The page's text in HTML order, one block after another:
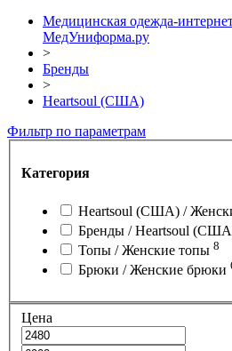
Медицинская одежда-
МедУниформа.ру
>
Бренды
>
Heartsoul (США)
Фильтр по параметрам
Категория
Heartsoul (США) /
Бренды / Heartsoul
Топы / Женские топы 8
Брюки / Женские брюки
Цена